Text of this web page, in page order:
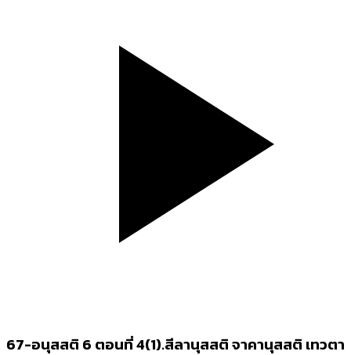
67-อนุสสติ 6 ตอนที่ 4(1).สีลานุสสติ จาคานุสสติ เทวตา